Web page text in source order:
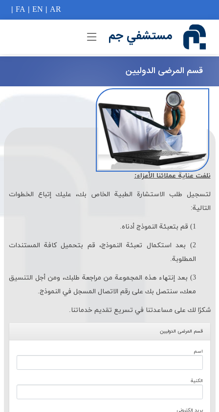
FA| EN | AR
|
مستشفي جم
قسم المرضى الدوليين
نلفت عناية عملائنا الأعزاء:
لتسجيل طلب الاستشارة الطبية الخاص بك، عليك إتباع الخطوات
التالية:
1) قم بتعبئة النموذج أدناه.
2) بعد استكمال تعبئة النموذج، قم بتحميل كافة المستندات
المطلوبة.
3) بعد إنتهاء هذه المجموعة من مراجعة طلبك، ومن أجل التنسيق
معك، سنتصل بك على رقم الاتصال المسجل في النموذج.
شكرًا لك على مساعدتنا في تسريع تقديم خدماتنا.
قسم المرضى الدوليين
اسم
الكنية
بريد إلكتروني